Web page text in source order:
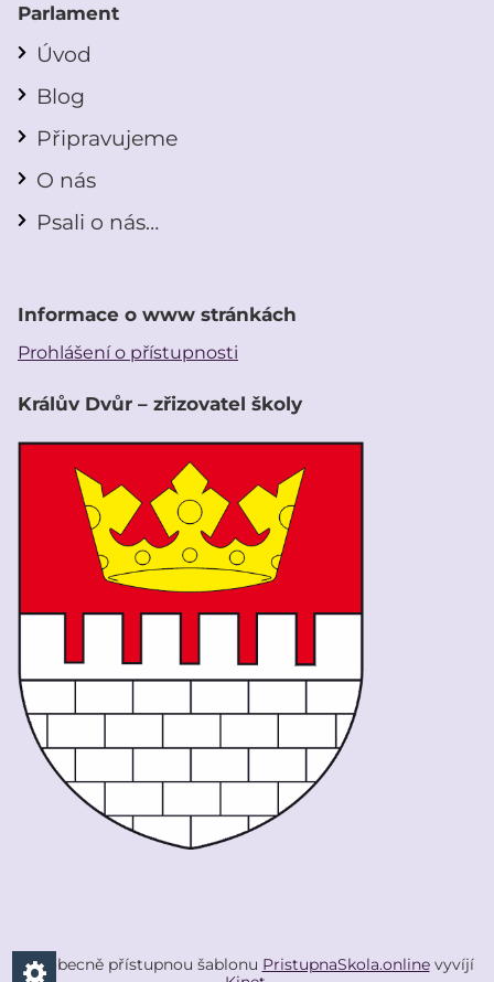
Parlament
Úvod
Blog
Připravujeme
O nás
Psali o nás…
Informace o www stránkách
Prohlášení o přístupnosti
Králův Dvůr – zřizovatel školy
Všeobecně přístupnou šablonu PristupnaSkola.onlinevyvíjí